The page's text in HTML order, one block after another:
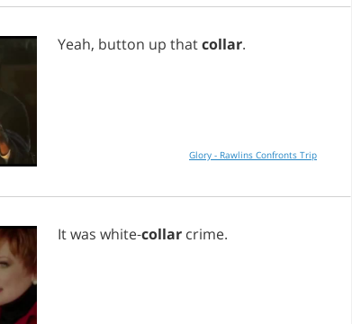
Yeah, button up thatcollar.
Glory - Rawlins Confronts Trip
Itwas white-collar crime.